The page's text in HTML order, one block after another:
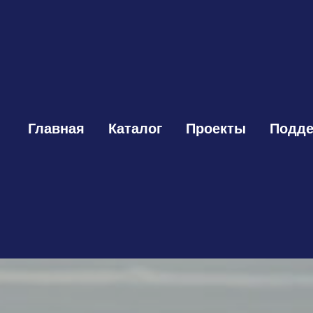
Главная Каталог Проекты